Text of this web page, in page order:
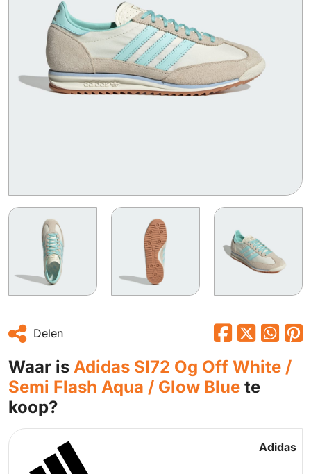
Delen
Waar is Adidas Sl72 Og Off White /
Semi Flash Aqua / Glow Blue te
koop?
Adidas